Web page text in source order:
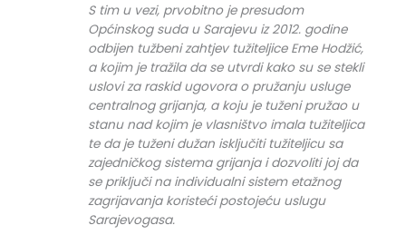
S tim u vezi, prvobitno je presudom
Općinskog suda u Sarajevu iz 2012. godine
odbijen tužbeni zahtjev tužiteljice Eme Hodžić,
a kojim je tražila da se utvrdi kako su se stekli
uslovi za raskid ugovora o pružanju usluge
centralnog grijanja, a koju je tuženi pružao u
stanu nad kojim je vlasništvo imala tužiteljica
te da je tuženi dužan isključiti tužiteljicu sa
zajedničkog sistema grijanja i dozvoliti joj da
se priključi na individualni sistem etažnog
zagrijavanja koristeći postojeću uslugu
Sarajevogasa.